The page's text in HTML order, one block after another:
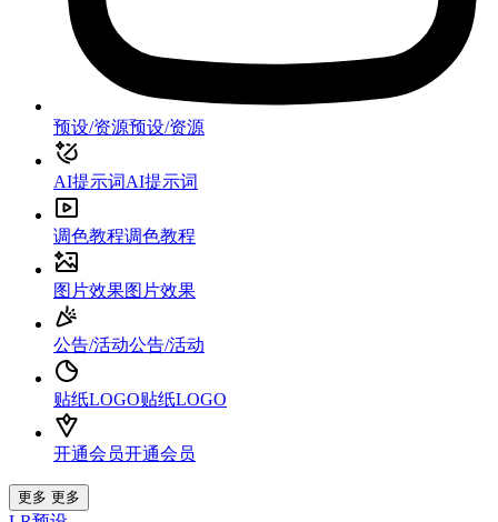
预设/资源预设/资源
AI提示词AI提示词
调色教程调色教程
图片效果图片效果
公告/活动公告/活动
贴纸LOGO贴纸LOGO
开通会员开通会员
更多 更多